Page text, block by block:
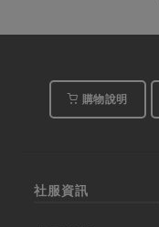
購物說明
社服資訊